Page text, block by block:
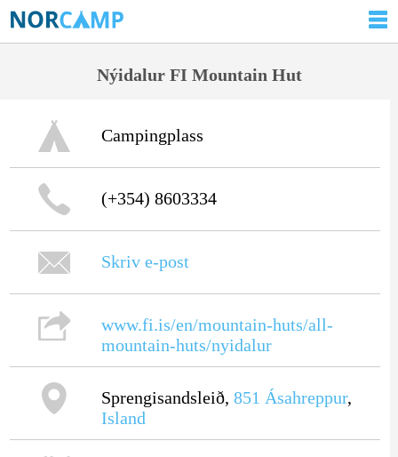
Nýidalur FI Mountain Hut
Campingplass
(+354) 8603334
Skriv e-post
www.fi.is/en/mountain-huts/all-
mountain-huts/nyidalur
Sprengisandsleið, 851 Ásahreppur,
Island